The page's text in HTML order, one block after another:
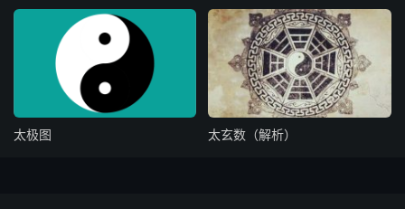
旧，文书叠叠升
疾病
：月被云遮，首尾延缠，不拘童叟，痘
疮之后，小心提防
忧疑 ：难分难解，作福保之
太极图 太玄数（解析）